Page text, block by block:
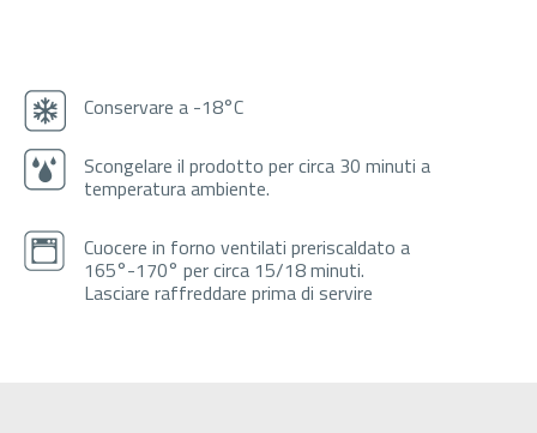
Conservare a -18°C
Scongelare il prodotto per circa 30 minuti a
temperatura ambiente.
Cuocere in forno ventilati preriscaldato a
165°-170° per circa 15/18 minuti.
Lasciare raffreddare prima di servire